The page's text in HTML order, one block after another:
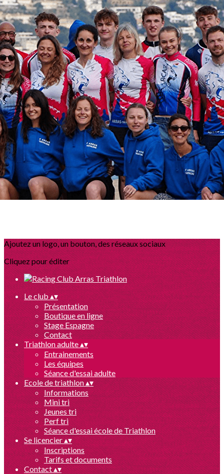
Exporter les lignes sélectionnées
Exporter toutes les colonnes
Exporter uniquement les colonnes affichées
Menu
<
>
Entrainements
Les équipes
Séance d'essai adulte
?>
Images de la page d'accueil
Cliquez pour éditer
Ajoutez un logo, un bouton, des réseaux sociaux
Cliquez pour éditer
Le club▴▾
Présentation
Boutique en ligne
Stage Espagne
Contact
Triathlon adulte▴▾
Entrainements
Les équipes
Séance d'essai adulte
Ecole de triathlon▴▾
Informations
Mini tri
Jeunes tri
Perf tri
Séance d'essai école de Triathlon
Se licencier▴▾
Inscriptions
Tarifs et documents
Contact▴▾